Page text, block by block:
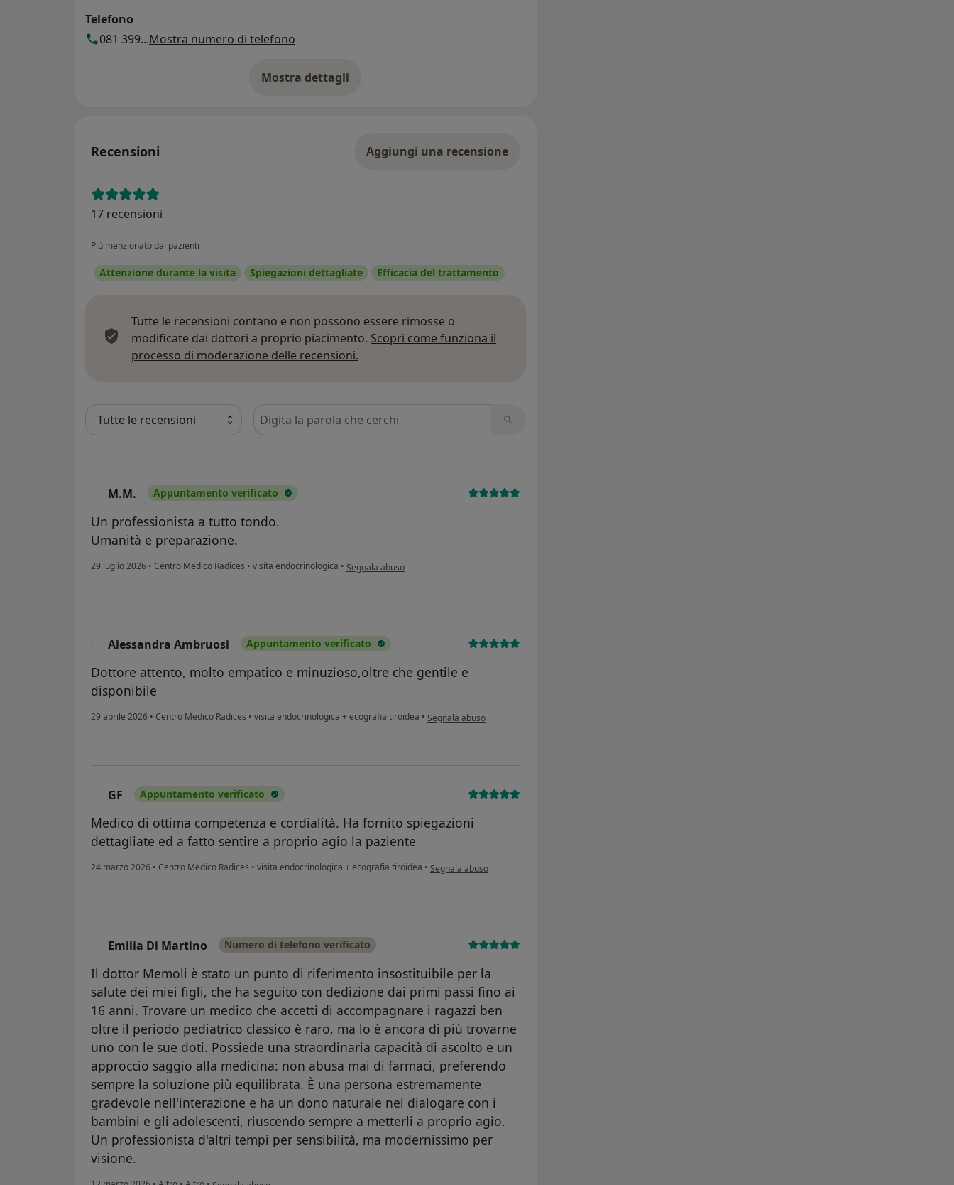
Telefono
081 399...Mostra numero di telefono
Mostra dettagli
sull'indirizzo
Recensioni Aggiungi una recensione
17 recensioni
Più menzionato dai pazienti
Attenzione durante la visita Spiegazioni dettagliate Efficacia del trattamento
Tutte le recensioni contano e non possono essere rimosse o
modificate dai dottori a proprio piacimento. Scopri come funziona il
processo di moderazione delle recensioni.
Cerca nelle recensioni
M.M. Appuntamento verificato
Un professionista a tutto tondo.
Umanità e preparazione.
29 luglio 2026 • Centro Medico Radices • visita endocrinologica • secondo l'opinione dell'utente M.M.
Segnala abuso
Alessandra Ambruosi Appuntamento verificato
Dottore attento, molto empatico e minuzioso,oltre che gentile e
disponibile
29 aprile 2026 • Centro Medico Radices • visita endocrinologica + ecografia tiroidea • secondo l'opinione dell'utente Alessandra Ambruosi
Segnala abuso
GF Appuntamento verificato
Medico di ottima competenza e cordialità. Ha fornito spiegazioni
dettagliate ed a fatto sentire a proprio agio la paziente
24 marzo 2026 • Centro Medico Radices • visita endocrinologica + ecografia tiroidea • secondo l'opinione dell'utente GF
Segnala abuso
Emilia Di Martino Numero di telefono verificato
Il dottor Memoli è stato un punto di riferimento insostituibile per la
salute dei miei figli, che ha seguito con dedizione dai primi passi fino ai
16 anni. Trovare un medico che accetti di accompagnare i ragazzi ben
oltre il periodo pediatrico classico è raro, ma lo è ancora di più trovarne
uno con le sue doti. Possiede una straordinaria capacità di ascolto e un
approccio saggio alla medicina: non abusa mai di farmaci, preferendo
sempre la soluzione più equilibrata. È una persona estremamente
gradevole nell'interazione e ha un dono naturale nel dialogare con i
bambini e gli adolescenti, riuscendo sempre a metterli a proprio agio.
Un professionista d'altri tempi per sensibilità, ma modernissimo per
visione.
secondo l'opinione dell'utente Emilia Di Martino